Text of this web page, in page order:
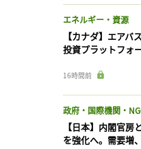
エネルギー・資源
【カナダ】エアバ
投資プラットフォ
16時間前
政府・国際機関・
【日本】内閣官
を強化へ。需要増